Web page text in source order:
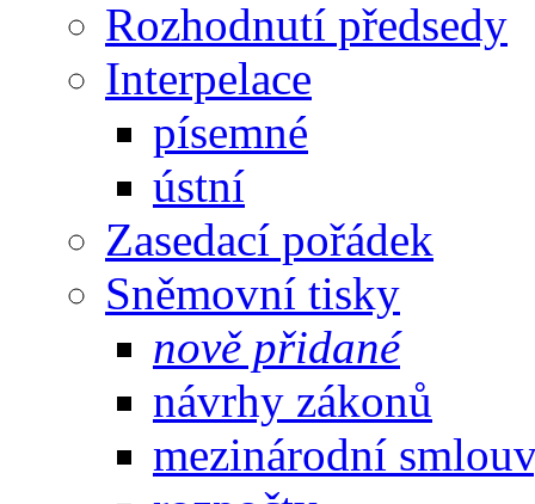
Rozhodnutí předsedy
Interpelace
písemné
ústní
Zasedací pořádek
Sněmovní tisky
nově přidané
návrhy zákonů
mezinárodní